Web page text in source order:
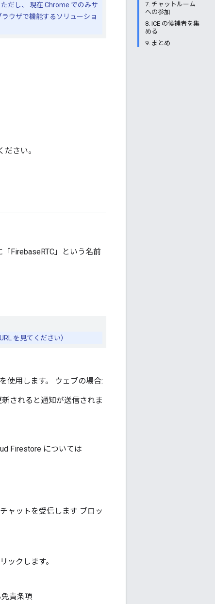
7. チャットルーム
への参加
8. ICE の候補者を集
める
9. まとめ
だし、 現在 Chrome でのみサ
ウザで機能するソリューショ
さい。
FirebaseRTC」という名前
を見てください）
使用します。 ウェブの場合:
されると通知が送信されま
Firestore については
ャットを受信します ブロッ
ックします。
責条項